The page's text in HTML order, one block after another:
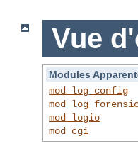
Vue
Modules
mod_log_config
mod_logio
mod_cgi